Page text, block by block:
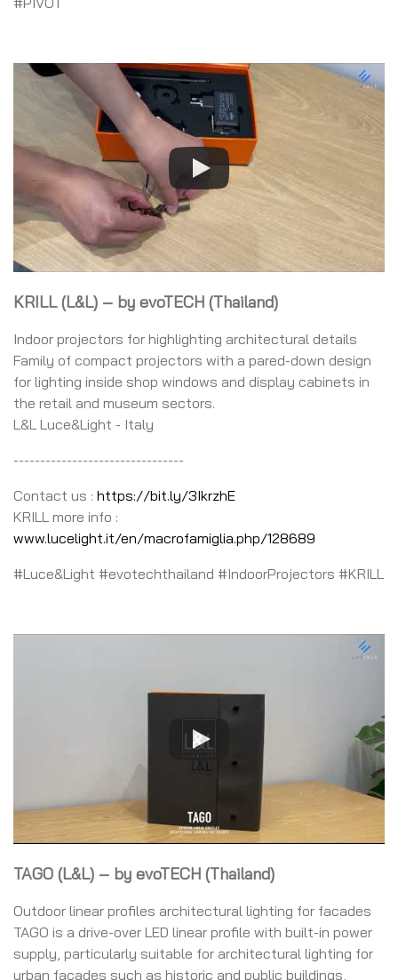
KRILL (L&L) – by evoTECH (Thailand)
Indoor projectors for highlighting architectural details
Family of compact projectors with a pared-down design
for lighting inside shop windows and display cabinets in
the retail and museum sectors.
L&L Luce&Light - Italy
--------------------------------
Contact us : https://bit.ly/3IkrzhE
KRILL more info :
www.lucelight.it/en/macrofamiglia.php/128689
#Luce&Light #evotechthailand #IndoorProjectors #KRILL
TAGO (L&L) – by evoTECH (Thailand)
Outdoor linear profiles architectural lighting for facades
TAGO is a drive-over LED linear profile with built-in power
supply, particularly suitable for architectural lighting for
urban facades such as historic and public buildings,